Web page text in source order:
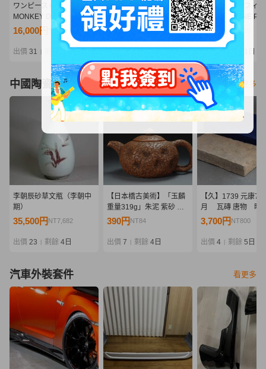
ワンピース Grandista
MONKEY D LUFFY
GEAR5-III モンキーDルフ
ィ ギア5 プライズフィギ
ュア フィギュア
16,000円 NT3,462
出價 31 結束
1円～ P.O.P LIMITED
EDITION/POP ONE
PIECE 黒檻のヒナ 再販
6,055円NT1,310
1円～ 未開封 フィ
ーツZERO ONE
ナミ 雷霆
3,370円NT729
中國陶瓷器 看更多
李朝辰砂草文瓶（李朝中
期）
35,500円 NT7,682
出價 23 剩餘 4日
【日本橋古美術】「玉麟
重量319g」朱泥 紫砂 壺
宜興 紫砂 壷 茶壺 煎茶 急
砂壺 紫砂壷 茶道具
390円 NT84
出價 7 剩餘 4日
【久】1739 元康7
月 瓦磚 唐物 時
品 唐物 中国
3,700円 NT800
出價 4 剩餘 5日
汽車外裝套件 看更多